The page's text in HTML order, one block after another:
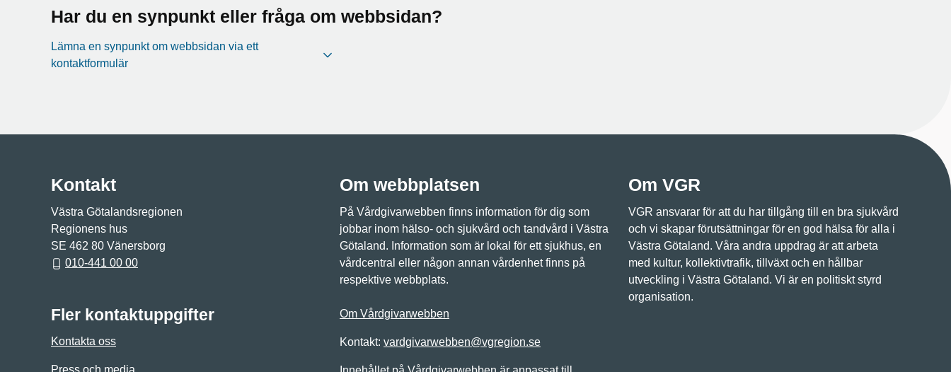
Har du en synpunkt eller fråga om webbsidan?
Lämna en synpunkt om webbsidan via ett
kontaktformulär
Kontakt
Västra Götalandsregionen
Regionens hus
SE 462 80 Vänersborg
010-441 00 00
Fler kontaktuppgifter
Kontakta oss
Press och media
Om webbplatsen
På Vårdgivarwebben finns information för dig som
jobbar inom hälso- och sjukvård och tandvård i Västra
Götaland. Information som är lokal för ett sjukhus, en
vårdcentral eller någon annan vårdenhet finns på
respektive webbplats.
Om Vårdgivarwebben
Kontakt: vardgivarwebben@vgregion.se
Om VGR
VGR ansvarar för att du har tillgång till en bra sjukvård
och vi skapar förutsättningar för en god hälsa för alla i
Västra Götaland. Våra andra uppdrag är att arbeta
med kultur, kollektivtrafik, tillväxt och en hållbar
utveckling i Västra Götaland. Vi är en politiskt styrd
organisation.